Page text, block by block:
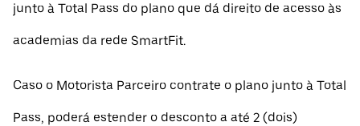
junto à Total Pass do plano que dá direito de acesso às
academias da rede SmartFit.
Caso o Motorista Parceiro contrate o plano junto à Total
Pass, poderá estender o desconto a até 2 (dois)